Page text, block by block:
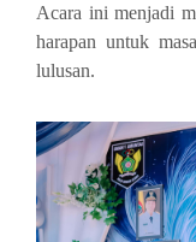
Acara ini menjadi
harapan untuk
lulusan.